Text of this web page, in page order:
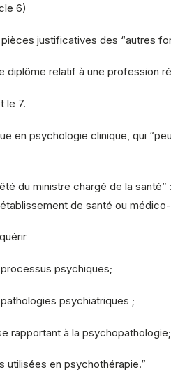
6)
justificatives des “autres
diplôme relatif à une profession
le 7.
en psychologie clinique, qui
du ministre chargé de la
de santé ou
psychiques;
psychiatriques ;
rapportant à la psychopathologie;
en psychothérapie.”